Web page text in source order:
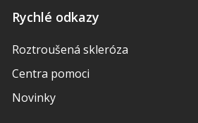
Rychlé odkazy
Roztroušená skleróza
Centra pomoci
Novinky